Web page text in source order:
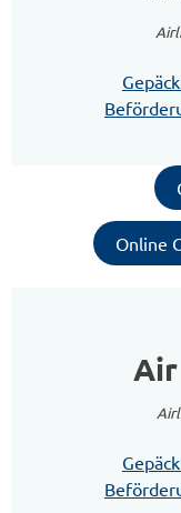
Online